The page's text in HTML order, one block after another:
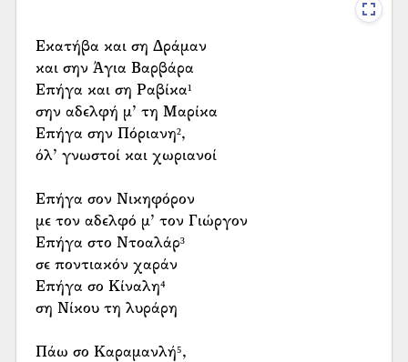
Εκατήβα και ση Δράμαν
και σην Άγια Βαρβάρα
Επήγα και ση Ραβίκα¹
σην αδελφή μ’ τη Μαρίκα
Επήγα σην Πόριανη²,
όλ’ γνωστοί και χωριανοί
Επήγα σον Νικηφόρον
με τον αδελφό μ’ τον Γιώργον
Επήγα στο Ντοαλάρ³
σε ποντιακόν χαράν
Επήγα σο Κίναλη⁴
ση Νίκου τη λυράρη
Πάω σο Καραμανλή⁵,